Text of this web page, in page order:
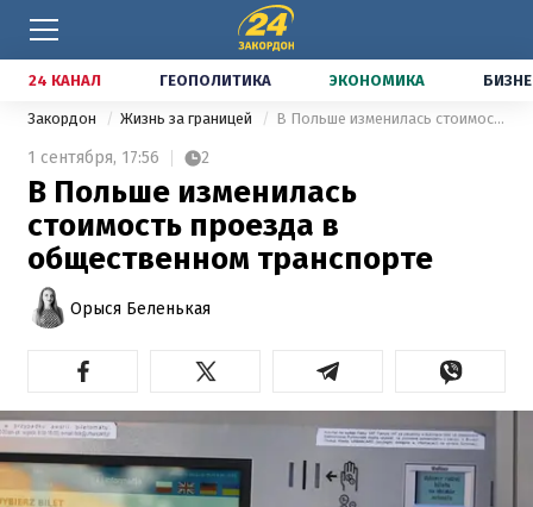
24 КАНАЛ ГЕОПОЛИТИКА ЭКОНОМИКА
Закордон Жизнь за границей В Польше изменилась стоимость проезда в общественном транспорте
1 сентября, 17:56 2
В Польше изменилась
стоимость проезда в
общественном транспорте
Орыся Беленькая